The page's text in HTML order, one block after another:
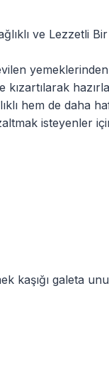
ve Lezzetli
yemeklerinden
hem de daha
isteyenler
kaşığı galeta unu